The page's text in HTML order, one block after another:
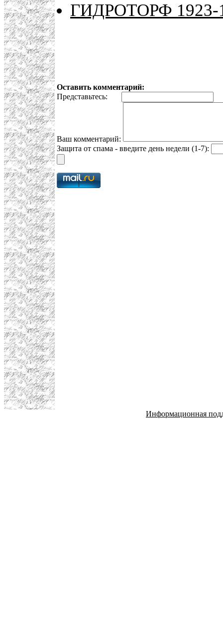
ГИДРОТОРФ 1923-
Оставить комментарий:
Представьтесь:
Ваш комментарий:
Защита от спама - введите день недели (1-7):
Информационная